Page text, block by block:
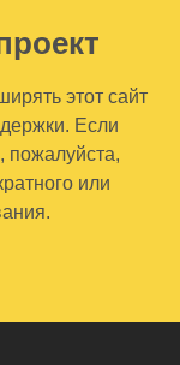
этот сайт
Если
пожалуйста,
или